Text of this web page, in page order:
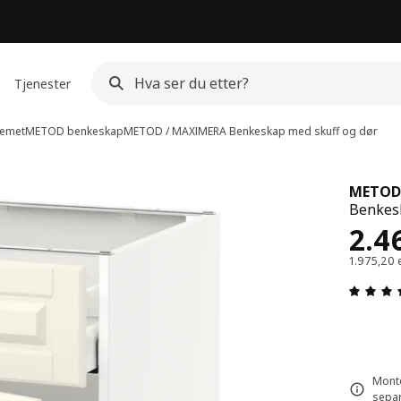
Tjenester
METOD benkeskapMETOD / MAXIMERABenkeskap med skuff og dør
1.975,20